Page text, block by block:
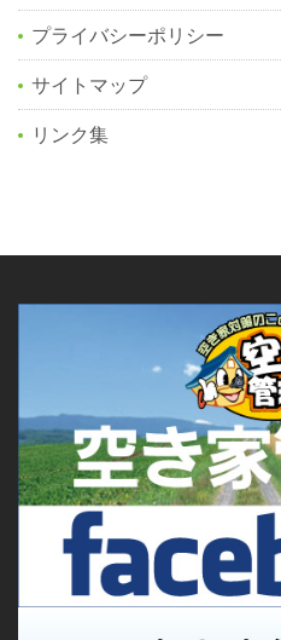
プライバシーポリシー
サイトマップ
リンク集